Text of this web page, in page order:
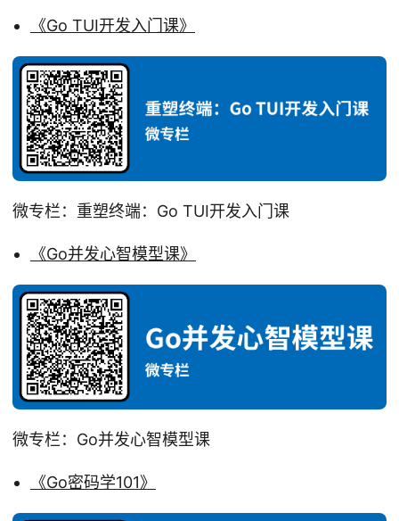
《Go TUI开发入门课》
微专栏：重塑终端：Go TUI开发入门课
《Go并发心智模型课》
微专栏：Go并发心智模型课
《Go密码学101》